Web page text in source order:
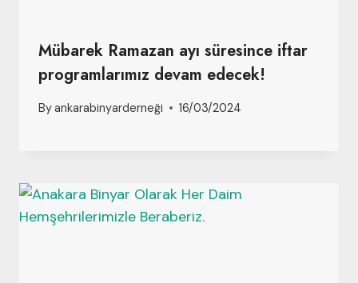
Mübarek Ramazan ayı süresince iftar
programlarımız devam edecek!
Byankarabinyarderneği 16/03/2024